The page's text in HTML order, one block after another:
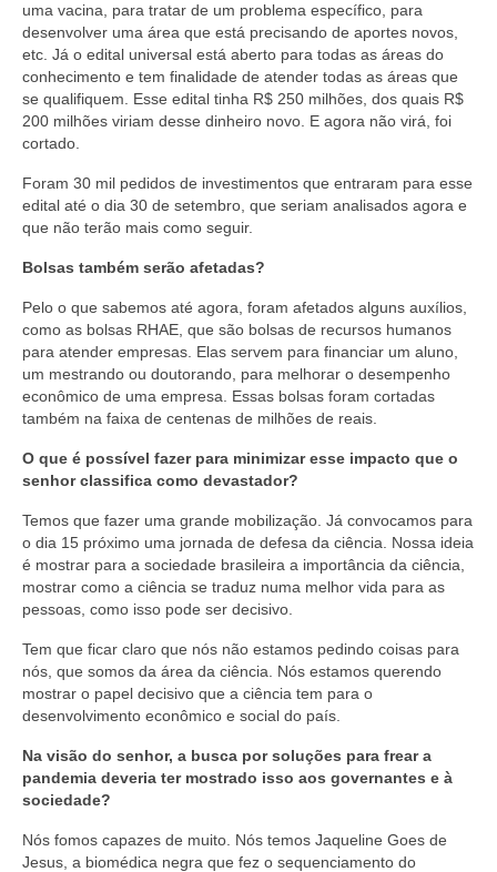
uma vacina, para tratar de um problema específico, para
desenvolver uma área que está precisando de aportes novos,
etc. Já o edital universal está aberto para todas as áreas do
conhecimento e tem finalidade de atender todas as áreas que
se qualifiquem. Esse edital tinha R$ 250 milhões, dos quais R$
200 milhões viriam desse dinheiro novo. E agora não virá, foi
cortado.
Foram 30 mil pedidos de investimentos que entraram para esse
edital até o dia 30 de setembro, que seriam analisados agora e
que não terão mais como seguir.
Bolsas também serão afetadas?
Pelo o que sabemos até agora, foram afetados alguns auxílios,
como as bolsas RHAE, que são bolsas de recursos humanos
para atender empresas. Elas servem para financiar um aluno,
um mestrando ou doutorando, para melhorar o desempenho
econômico de uma empresa. Essas bolsas foram cortadas
também na faixa de centenas de milhões de reais.
O que é possível fazer para minimizar esse impacto que o
senhor classifica como devastador?
Temos que fazer uma grande mobilização. Já convocamos para
o dia 15 próximo uma jornada de defesa da ciência. Nossa ideia
é mostrar para a sociedade brasileira a importância da ciência,
mostrar como a ciência se traduz numa melhor vida para as
pessoas, como isso pode ser decisivo.
Tem que ficar claro que nós não estamos pedindo coisas para
nós, que somos da área da ciência. Nós estamos querendo
mostrar o papel decisivo que a ciência tem para o
desenvolvimento econômico e social do país.
Na visão do senhor, a busca por soluções para frear a
pandemia deveria ter mostrado isso aos governantes e à
sociedade?
Nós fomos capazes de muito. Nós temos Jaqueline Goes de
Jesus, a biomédica negra que fez o sequenciamento do